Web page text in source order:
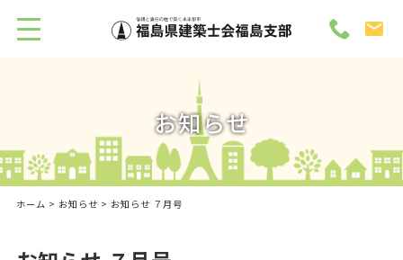
お知らせ
ホーム > お知らせ > お知らせ ７月号